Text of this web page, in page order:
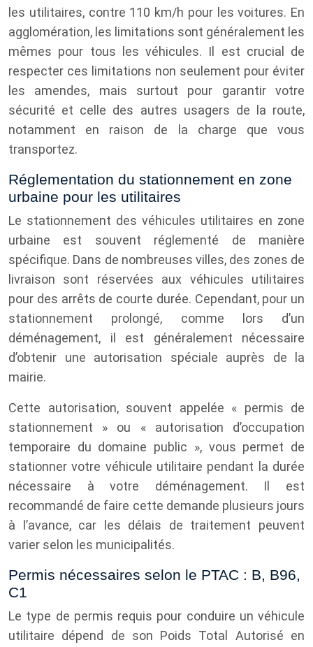
les utilitaires, contre 110 km/h pour les voitures. En
agglomération, les limitations sont généralement les
mêmes pour tous les véhicules. Il est crucial de
respecter ces limitations non seulement pour éviter
les amendes, mais surtout pour garantir votre
sécurité et celle des autres usagers de la route,
notamment en raison de la charge que vous
transportez.
Réglementation du stationnement en zone
urbaine pour les utilitaires
Le stationnement des véhicules utilitaires en zone
urbaine est souvent réglementé de manière
spécifique. Dans de nombreuses villes, des zones de
livraison sont réservées aux véhicules utilitaires
pour des arrêts de courte durée. Cependant, pour un
stationnement prolongé, comme lors d’un
déménagement, il est généralement nécessaire
d’obtenir une autorisation spéciale auprès de la
mairie.
Cette autorisation, souvent appelée « permis de
stationnement » ou « autorisation d’occupation
temporaire du domaine public », vous permet de
stationner votre véhicule utilitaire pendant la durée
nécessaire à votre déménagement. Il est
recommandé de faire cette demande plusieurs jours
à l’avance, car les délais de traitement peuvent
varier selon les municipalités.
Permis nécessaires selon le PTAC : B, B96,
C1
Le type de permis requis pour conduire un véhicule
utilitaire dépend de son Poids Total Autorisé en